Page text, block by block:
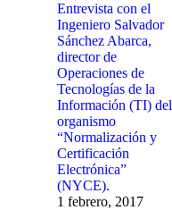
Entrevista con el
Ingeniero Salvador
Sánchez Abarca,
director de
Operaciones de
Tecnologías de la
Información (TI) del
organismo
“Normalización y
Certificación
Electrónica”
(NYCE).
1 febrero, 2017